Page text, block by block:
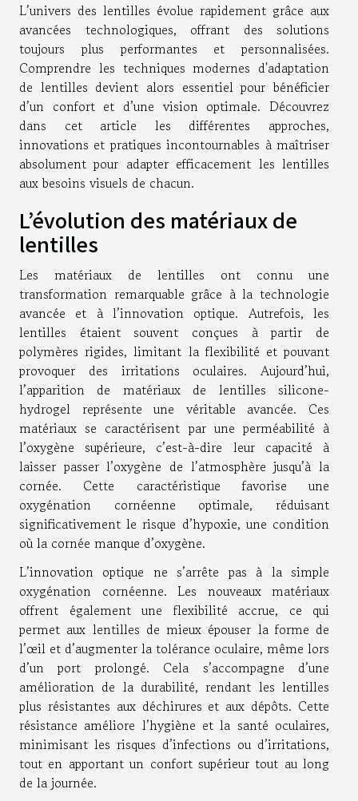
L’univers des lentilles évolue rapidement grâce aux
avancées technologiques, offrant des solutions
toujours plus performantes et personnalisées.
Comprendre les techniques modernes d'adaptation
de lentilles devient alors essentiel pour bénéficier
d’un confort et d’une vision optimale. Découvrez
dans cet article les différentes approches,
innovations et pratiques incontournables à maîtriser
absolument pour adapter efficacement les lentilles
aux besoins visuels de chacun.
L’évolution des matériaux de
lentilles
Les matériaux de lentilles ont connu une
transformation remarquable grâce à la technologie
avancée et à l’innovation optique. Autrefois, les
lentilles étaient souvent conçues à partir de
polymères rigides, limitant la flexibilité et pouvant
provoquer des irritations oculaires. Aujourd’hui,
l’apparition de matériaux de lentilles silicone-
hydrogel représente une véritable avancée. Ces
matériaux se caractérisent par une perméabilité à
l’oxygène supérieure, c’est-à-dire leur capacité à
laisser passer l’oxygène de l’atmosphère jusqu’à la
cornée. Cette caractéristique favorise une
oxygénation cornéenne optimale, réduisant
significativement le risque d’hypoxie, une condition
où la cornée manque d’oxygène.
L’innovation optique ne s’arrête pas à la simple
oxygénation cornéenne. Les nouveaux matériaux
offrent également une flexibilité accrue, ce qui
permet aux lentilles de mieux épouser la forme de
l’œil et d’augmenter la tolérance oculaire, même lors
d’un port prolongé. Cela s’accompagne d’une
amélioration de la durabilité, rendant les lentilles
plus résistantes aux déchirures et aux dépôts. Cette
résistance améliore l’hygiène et la santé oculaires,
minimisant les risques d’infections ou d’irritations,
tout en apportant un confort supérieur tout au long
de la journée.